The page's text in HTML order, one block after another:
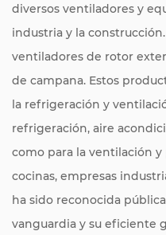
diversos ventiladores y
industria y la
ventiladores de rotor
de campana. Estos
la refrigeración y
refrigeración, aire
como para la ventilación
cocinas, empresas
ha sido reconocida
vanguardia y su eficiente